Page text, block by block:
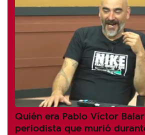
Quién era Pablo Víctor
periodista que murió